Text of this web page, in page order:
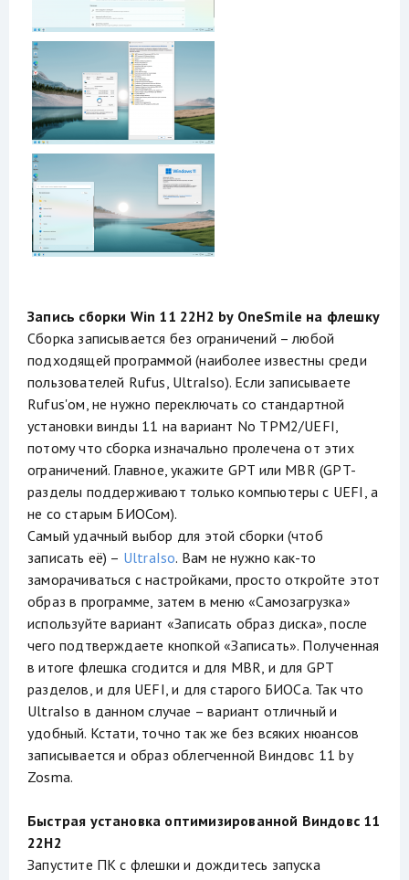
Запись сборки Win 11 22H2 by OneSmile на флешку
Сборка записывается без ограничений – любой
подходящей программой (наиболее известны среди
пользователей Rufus, UltraIso). Если записываете
Rufus'ом, не нужно переключать со стандартной
установки винды 11 на вариант No TPM2/UEFI,
потому что сборка изначально пролечена от этих
ограничений. Главное, укажите GPT или MBR (GPT-
разделы поддерживают только компьютеры с UEFI, а
не со старым БИОСом).
Самый удачный выбор для этой сборки (чтоб
записать её) – UltraIso. Вам не нужно как-то
заморачиваться с настройками, просто откройте этот
образ в программе, затем в меню «Самозагрузка»
используйте вариант «Записать образ диска», после
чего подтверждаете кнопкой «Записать». Полученная
в итоге флешка сгодится и для MBR, и для GPT
разделов, и для UEFI, и для старого БИОСа. Так что
UltraIso в данном случае – вариант отличный и
удобный. Кстати, точно так же без всяких нюансов
записывается и образ облегченной Виндовс 11 by
Zosma.
Быстрая установка оптимизированной Виндовс 11
22H2
Запустите ПК с флешки и дождитесь запуска